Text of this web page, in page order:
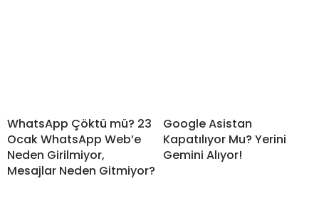
WhatsApp Çöktü mü? 23
Ocak WhatsApp Web’e
Neden Girilmiyor,
Mesajlar Neden Gitmiyor?
Google Asistan
Kapatılıyor Mu? Yerini
Gemini Alıyor!